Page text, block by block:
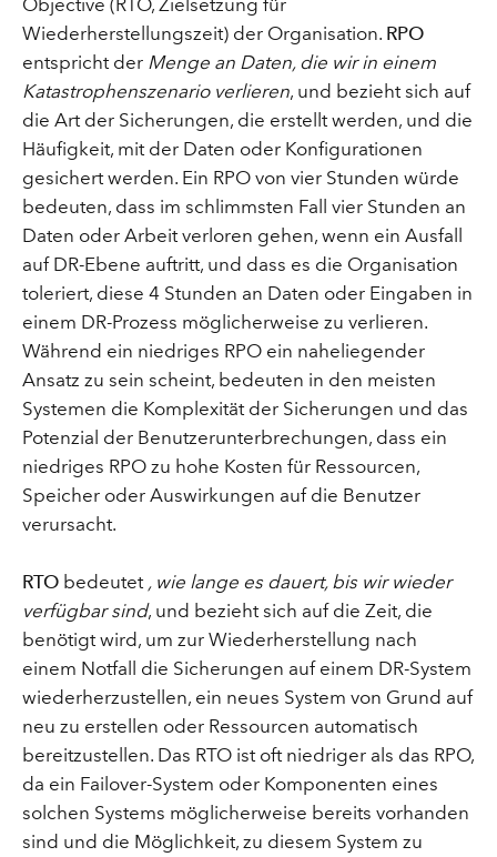
Objective (RTO, Zielsetzung für
Wiederherstellungszeit) der Organisation. RPO
entspricht der Menge an Daten, die wir in einem
Katastrophenszenario verlieren, und bezieht sich auf
die Art der Sicherungen, die erstellt werden, und die
Häufigkeit, mit der Daten oder Konfigurationen
gesichert werden. Ein RPO von vier Stunden würde
bedeuten, dass im schlimmsten Fall vier Stunden an
Daten oder Arbeit verloren gehen, wenn ein Ausfall
auf DR-Ebene auftritt, und dass es die Organisation
toleriert, diese 4 Stunden an Daten oder Eingaben in
einem DR-Prozess möglicherweise zu verlieren.
Während ein niedriges RPO ein naheliegender
Ansatz zu sein scheint, bedeuten in den meisten
Systemen die Komplexität der Sicherungen und das
Potenzial der Benutzerunterbrechungen, dass ein
niedriges RPO zu hohe Kosten für Ressourcen,
Speicher oder Auswirkungen auf die Benutzer
verursacht.
RTObedeutet , wie lange es dauert, bis wir wieder
verfügbar sind, und bezieht sich auf die Zeit, die
benötigt wird, um zur Wiederherstellung nach
einem Notfall die Sicherungen auf einem DR-System
wiederherzustellen, ein neues System von Grund auf
neu zu erstellen oder Ressourcen automatisch
bereitzustellen. Das RTO ist oft niedriger als das RPO,
da ein Failover-System oder Komponenten eines
solchen Systems möglicherweise bereits vorhanden
sind und die Möglichkeit, zu diesem System zu